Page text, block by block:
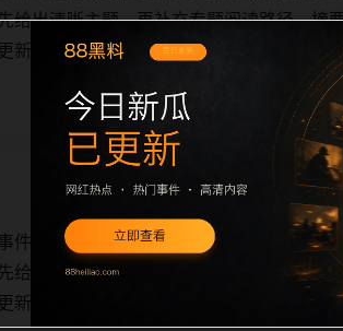
给出清晰主题，再补充专题阅读路径、
新时优先保证标题、description、
件专题阅读路径8面向移动端搜索和站内
给出清晰主题，再补充专题阅读路径、
新时优先保证标题、description、